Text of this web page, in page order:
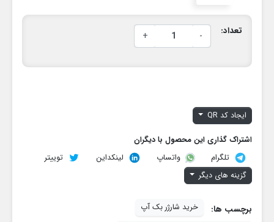
تعداد: -
+
ایجاد کد QR
اشتراک گذاری این محصول با دیگران
تلگرام
واتساپ لینکداین
توییتر
گزینه های دیگر
برچسب ها:
خرید شارژر بک آپ